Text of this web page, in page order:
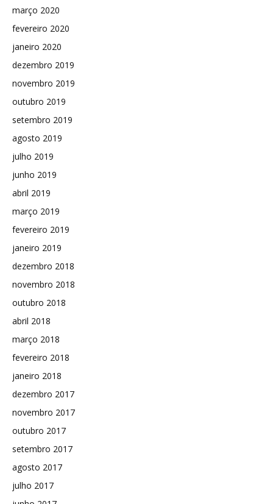
março 2020
fevereiro 2020
janeiro 2020
dezembro 2019
novembro 2019
outubro 2019
setembro 2019
agosto 2019
julho 2019
junho 2019
abril 2019
março 2019
fevereiro 2019
janeiro 2019
dezembro 2018
novembro 2018
outubro 2018
abril 2018
março 2018
fevereiro 2018
janeiro 2018
dezembro 2017
novembro 2017
outubro 2017
setembro 2017
agosto 2017
julho 2017